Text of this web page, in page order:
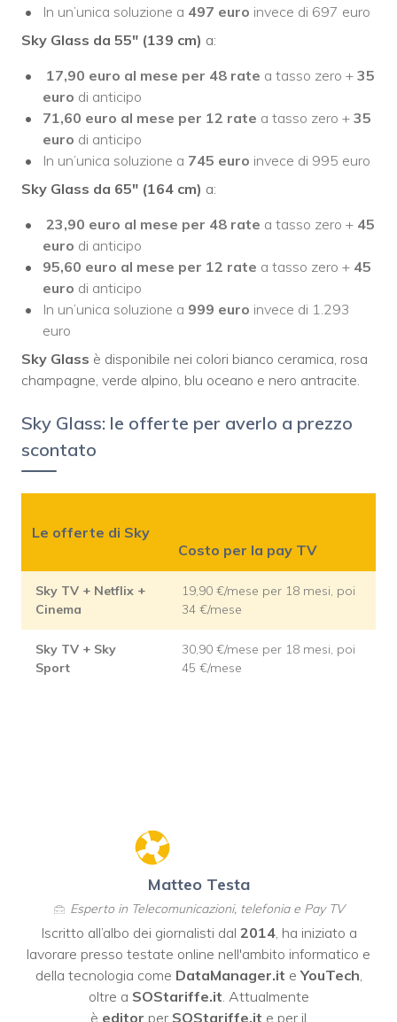
In un’unica soluzione a 497 euro invece di 697 euro
Sky Glass da 55″ (139 cm) a:
17,90 euro al mese per 48 rate a tasso zero + 35
euro di anticipo
71,60 euro al mese per 12 rate a tasso zero + 35
euro di anticipo
In un’unica soluzione a 745 euro invece di 995 euro
Sky Glass da 65″ (164 cm) a:
23,90 euro al mese per 48 rate a tasso zero + 45
euro di anticipo
95,60 euro al mese per 12 rate a tasso zero + 45
euro di anticipo
In un’unica soluzione a 999 euro invece di 1.293
euro
Sky Glass è disponibile nei colori bianco ceramica, rosa
champagne, verde alpino, blu oceano e nero antracite.
Sky Glass: le offerte per averlo a prezzo
scontato
Le offerte di Sky
Costo per la pay TV
Sky TV + Netflix +
Cinema
19,90 €/mese per 18 mesi, poi
34 €/mese
Sky TV + Sky
Sport
30,90 €/mese per 18 mesi, poi
45 €/mese
Matteo Testa
Esperto in Telecomunicazioni, telefonia e Pay TV
Iscritto all’albo dei giornalisti dal 2014, ha iniziato a
lavorare presso testate online nell'ambito informatico e
della tecnologia come DataManager.it eYouTech,
oltre a SOStariffe.it. Attualmente
è editor per SOStariffe.it e per il